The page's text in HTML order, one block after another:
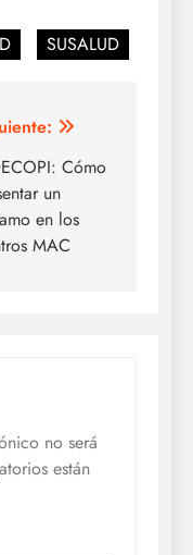
SUSALUD
Cómo
un
en los
MAC
no será
están